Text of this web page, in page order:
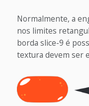
Normalmente, a
nos limites
borda slice-9 é
textura devem ser